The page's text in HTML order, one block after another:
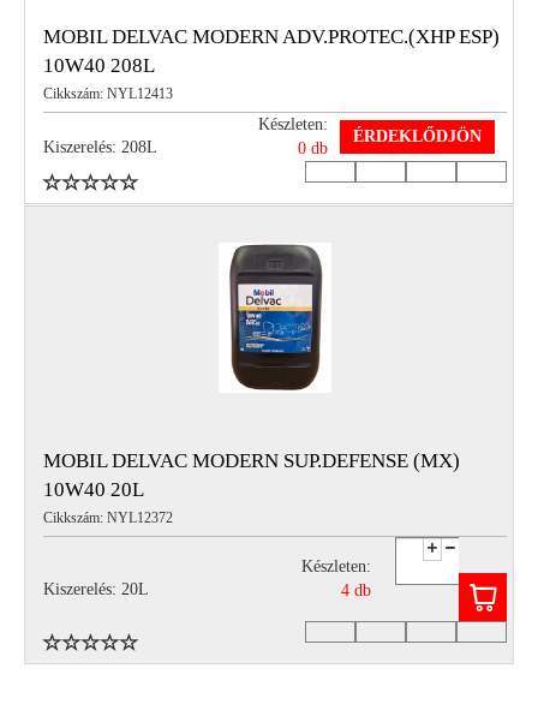
MOBIL DELVAC MODERN ADV.PROTEC.(XHP ESP)
10W40 208L
Cikkszám: NYL12413
Kiszerelés: 208L
Készleten:
0 db
ÉRDEKLŐDJÖN
MOBIL DELVAC MODERN SUP.DEFENSE (MX)
10W40 20L
Cikkszám: NYL12372
Kiszerelés: 20L
Készleten:
4 db